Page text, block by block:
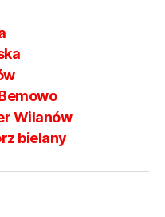
Wilanów
bielany